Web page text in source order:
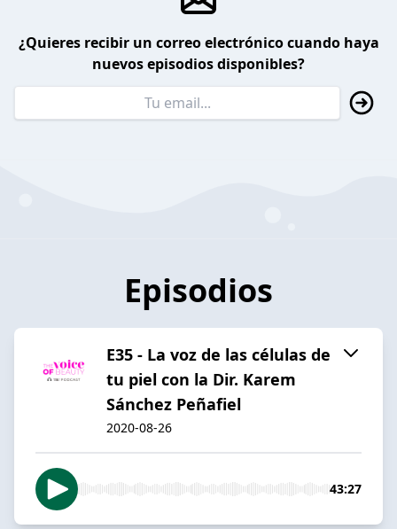
¿Quieres recibir un correo electrónico cuando haya
nuevos episodios disponibles?
Episodios
E35 - La voz de las células de
tu piel con la Dir. Karem
Sánchez Peñafiel
2020-08-26
43:27